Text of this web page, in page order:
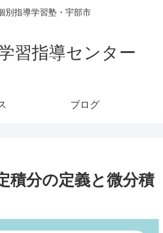
別指導学習塾・宇部市
習指導センター
ブログ
積分の定義と微分積